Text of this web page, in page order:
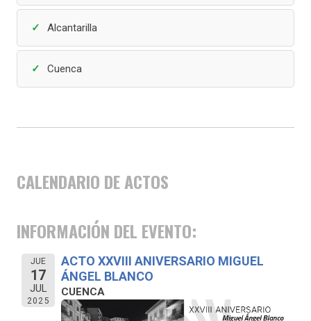
Alcantarilla
Cuenca
CALENDARIO DE ACTOS
INFORMACIÓN DEL EVENTO:
JUE
17
JUL
2025
ACTO XXVIII ANIVERSARIO MIGUEL
ÁNGEL BLANCO
CUENCA